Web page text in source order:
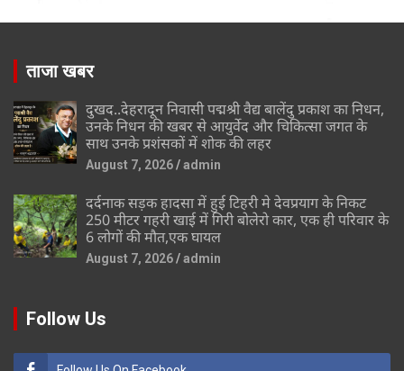
ताजा खबर
दुखद..देहरादून निवासी पद्मश्री वैद्य बालेंदु प्रकाश का निधन,
उनके निधन की खबर से आयुर्वेद और चिकित्सा जगत के
साथ उनके प्रशंसकों में शोक की लहर
August 7, 2026 admin
दर्दनाक सड़क हादसा में हुई टिहरी मे देवप्रयाग के निकट
250 मीटर गहरी खाई में गिरी बोलेरो कार, एक ही परिवार के
6 लोगों की मौत,एक घायल
August 7, 2026 admin
Follow Us